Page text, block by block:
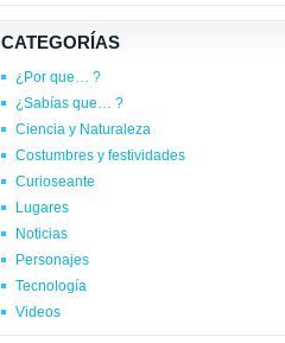
CATEGORÍAS
¿Por que… ?
¿Sabías que… ?
Ciencia y Naturaleza
Costumbres y festividades
Curioseante
Lugares
Noticias
Personajes
Tecnología
Videos